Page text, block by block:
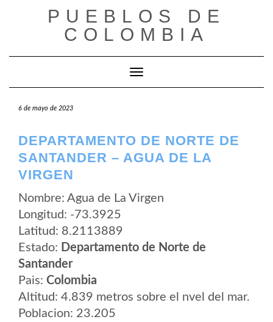
PUEBLOS DE
COLOMBIA
Cambiar modo de navegación
6 de mayo de 2023
DEPARTAMENTO DE NORTE DE
SANTANDER – AGUA DE LA
VIRGEN
Nombre: Agua de La Virgen
Longitud: -73.3925
Latitud: 8.2113889
Estado: Departamento de Norte de
Santander
Pais: Colombia
Altitud: 4.839 metros sobre el nvel del mar.
Poblacion: 23.205